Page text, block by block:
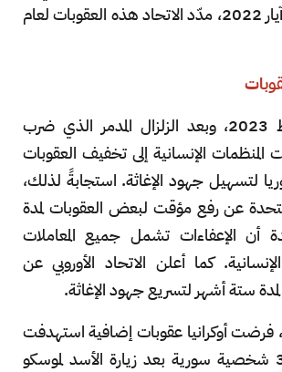
سوريا. وفي مايو/ آيار 2022، مدّد الاتحاد هذه العقوبات لعام
وفي فبراير/ شباط 2023، وبعد الزلزال المدمر الذي ضرب
المنظمات الإنسانية إلى تخفيف العقوبات
لتسهيل جهود الإغاثة. استجابةً لذلك،
عن رفع مؤقت لبعض العقوبات لمدة
أن الإعفاءات تشمل جميع المعاملات
الإنسانية. كما أعلن الاتحاد الأوروبي عن
ستة أشهر لتسريع جهود الإغاثة.
وفي مارس 2023، فرضت أوكرانيا عقوبات إضافية استهدفت
141 شركة و300 شخصية سورية بعد زيارة الأسد لموسكو